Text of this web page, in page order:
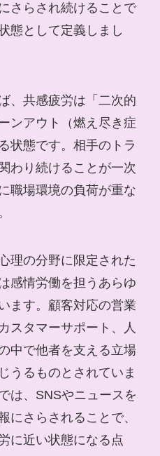
さらされ続けることで
態として定義しまし
、共感疲労は「二次的
ンアウト（燃え尽き症
状態です。相手のトラ
わり続けることが一次
職場環境の負荷が重な
理の分野に限定された
感情労働を担うあらゆ
ます。顧客対応の営業
スタマーサポート、人
中で他者を支える立場
うるものとされていま
は、SNSやニュースを
にさらされることで、
に近い状態になる点